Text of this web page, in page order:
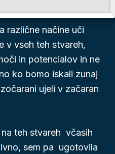
različne načine uči
v vseh teh stvareh,
in potencialov in ne
ko bomo iskali zunaj
ujeli v začaran
teh stvareh včasih
sem pa ugotovila